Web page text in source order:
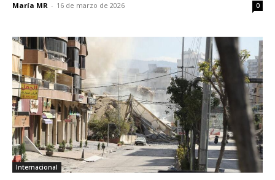
María MR - 16 de marzo de 2026 0
Internacional